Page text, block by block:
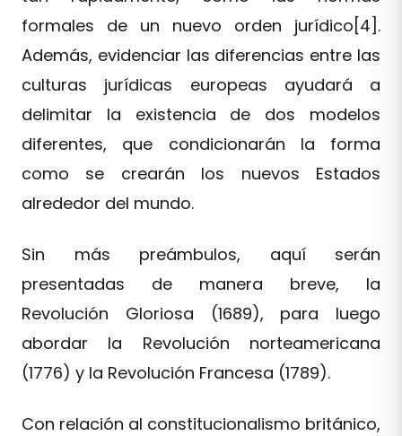
formales de un nuevo orden jurídico[4].
Además, evidenciar las diferencias entre las
culturas jurídicas europeas ayudará a
delimitar la existencia de dos modelos
diferentes, que condicionarán la forma
como se crearán los nuevos Estados
alrededor del mundo.
Sin más preámbulos, aquí serán
presentadas de manera breve, la
Revolución Gloriosa (1689), para luego
abordar la Revolución norteamericana
(1776) y la Revolución Francesa (1789).
Con relación al constitucionalismo británico,